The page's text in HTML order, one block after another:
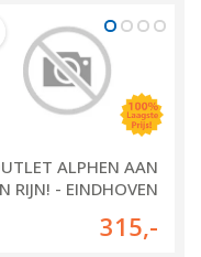
ALPHEN AAN
RIJN! - EINDHOVEN
315,-